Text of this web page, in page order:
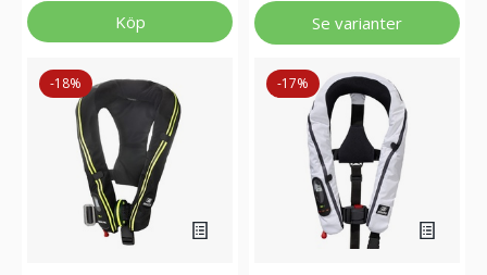
Köp Se varianter
-18% -17%